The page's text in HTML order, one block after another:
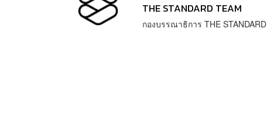
THE STANDARD TEAM
กองบรรณาธิการ THE STANDARD